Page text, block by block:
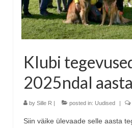
Klubi
2025ndal
by Sille R | posted in: Uudised |
Siin väike ülevaade selle aasta